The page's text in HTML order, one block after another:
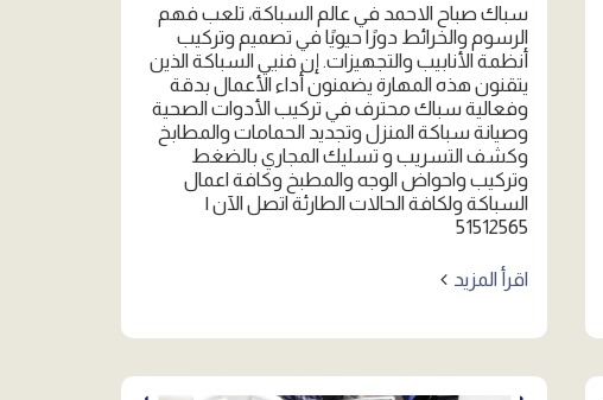
سباك صباح الاحمد في عالم السباكة، تلعب فهم
الرسوم والخرائط دورًا حيويًا في تصميم وتركيب
أنظمة الأنابيب والتجهيزات. إن فنيي السباكة الذين
يتقنون هذه المهارة يضمنون أداء الأعمال بدقة
وفعالية سباك محترف في تركيب الأدوات الصحية
وصيانة سباكة المنزل وتجديد الحمامات والمطابخ
وكشف التسريب و تسليك المجاري بالضغط
وتركيب واحواض الوجه والمطبخ وكافة اعمال
السباكة ولكافة الحالات الطارئة اتصل الآن |
51512565
اقرأ المزيد